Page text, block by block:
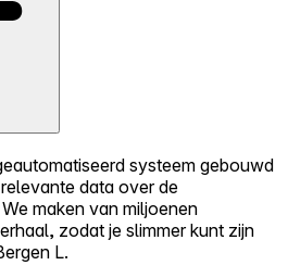
systeem gebouwd
data over de
maken van miljoenen
zodat je slimmer kunt zijn
L.